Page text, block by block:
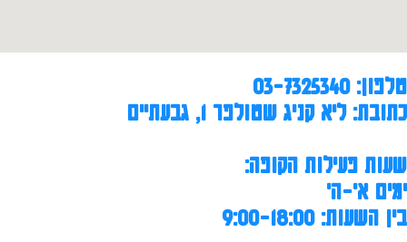
טלפון: 03-7325340
כתובת: ליא קניג שטולפר 1, גבעתיים
שעות פעילות הקופה:
ימים א'-ה'
בין השעות: 9:00-18:00